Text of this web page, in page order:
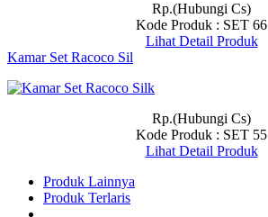
Rp.(Hubungi Cs)
Kode Produk : SET 66
Lihat Detail Produk
Kamar Set Racoco Sil
Rp.(Hubungi Cs)
Kode Produk : SET 55
Lihat Detail Produk
Produk Lainnya
Produk Terlaris